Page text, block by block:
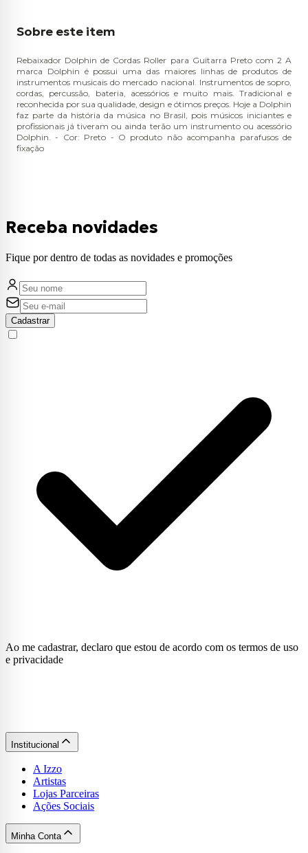
Sobre este item
Rebaixador Dolphin de Cordas Roller para Guitarra Preto com 2 A
marca Dolphin é possui uma das maiores linhas de produtos de
instrumentos musicais do mercado nacional. Instrumentos de sopro,
cordas, percussão, bateria, acessórios e muito mais. Tradicional e
reconhecida por sua qualidade, design e ótimos preços. Hoje a Dolphin
faz parte da história da música no Brasil, pois músicos iniciantes e
profissionais já tiveram ou ainda terão um instrumento ou acessório
Dolphin. - Cor: Preto - O produto não acompanha parafusos de
fixação
Receba novidades
Fique por dentro de todas as novidades e promoções
Cadastrar
Ao me cadastrar, declaro que estou de acordo com os termos de uso
e privacidade
Institucional
A Izzo
Artistas
Lojas Parceiras
Ações Sociais
Minha Conta